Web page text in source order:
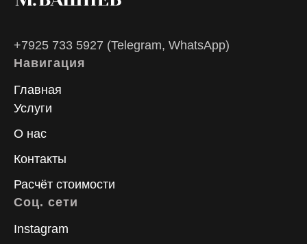
+7925 733 5927 (Telegram, WhatsApp)
Навигация
Главная
Услуги
О нас
Контакты
Расчёт стоимости
Соц. сети
Instagram